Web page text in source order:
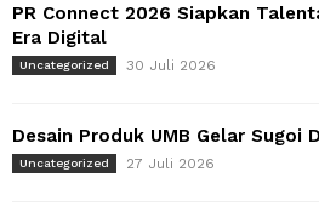
PR Connect 2026 Siapkan
Era Digital
Uncategorized 30 Juli 2026
Desain Produk UMB Gelar Sugoi
Uncategorized 27 Juli 2026